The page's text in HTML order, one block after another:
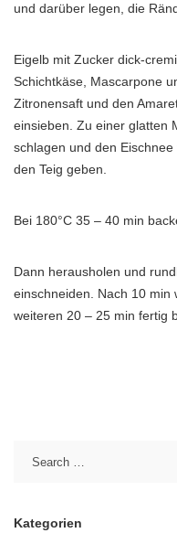
und darüber legen, die
Eigelb mit Zucker dick-
Schichtkäse, Mascarpone
Zitronensaft und den
einsieben. Zu einer glatten
schlagen und den
den Teig geben.
Bei 180°C 35 – 40 min
Dann herausholen und
einschneiden. Nach 10 min
weiteren 20 – 25 min fertig
Kategorien